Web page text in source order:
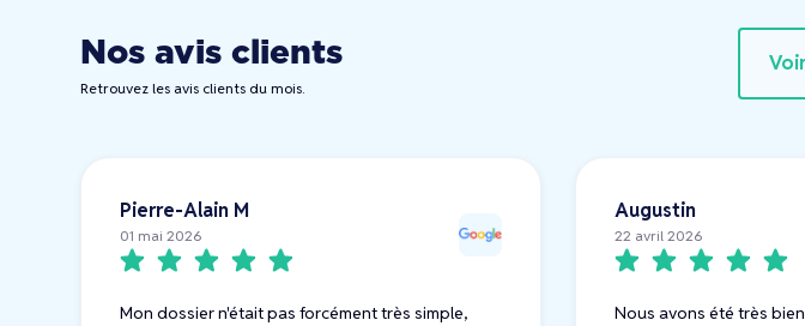
Nos avis clients
Retrouvez les avis clients du mois.
Pierre-Alain M
01 mai 2026
Mon dossier n'était pas forcément très simple,
Augustin
22 avril 2026
Nous avons été très